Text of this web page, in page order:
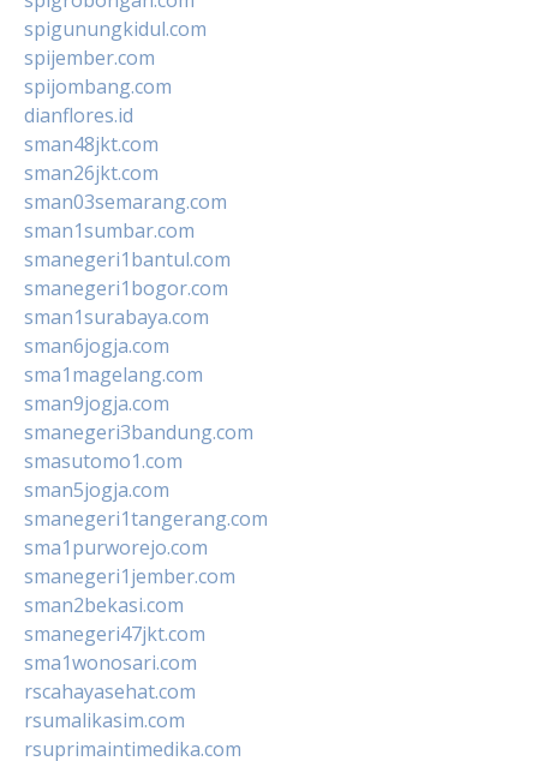
spigunungkidul.com
spijember.com
spijombang.com
dianflores.id
sman48jkt.com
sman26jkt.com
sman03semarang.com
sman1sumbar.com
smanegeri1bantul.com
smanegeri1bogor.com
sman1surabaya.com
sman6jogja.com
sma1magelang.com
sman9jogja.com
smanegeri3bandung.com
smasutomo1.com
sman5jogja.com
smanegeri1tangerang.com
sma1purworejo.com
smanegeri1jember.com
sman2bekasi.com
smanegeri47jkt.com
sma1wonosari.com
rscahayasehat.com
rsumalikasim.com
rsuprimaintimedika.com